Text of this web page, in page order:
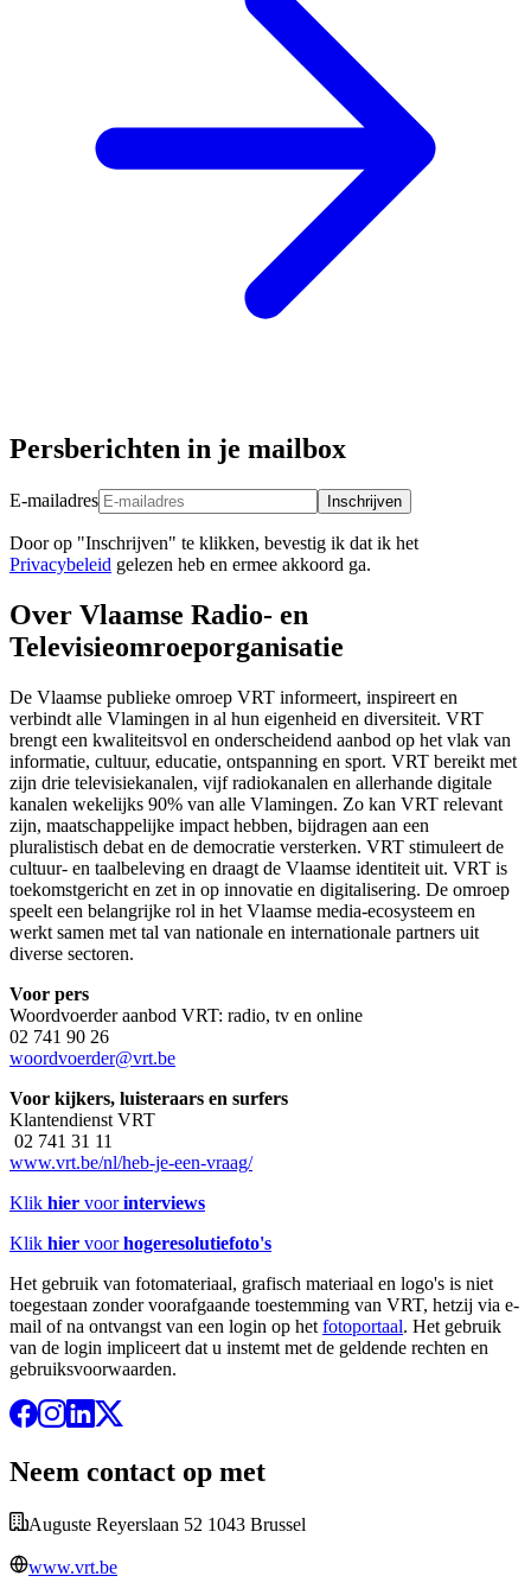
Persberichten in je mailbox
E-mailadres Inschrijven
Door op "Inschrijven" te klikken, bevestig ik dat ik het
Privacybeleid gelezen heb en ermee akkoord ga.
Over Vlaamse Radio- en
Televisieomroeporganisatie
De Vlaamse publieke omroep VRT informeert, inspireert en
verbindt alle Vlamingen in al hun eigenheid en diversiteit. VRT
brengt een kwaliteitsvol en onderscheidend aanbod op het vlak van
informatie, cultuur, educatie, ontspanning en sport. VRT bereikt met
zijn drie televisiekanalen, vijf radiokanalen en allerhande digitale
kanalen wekelijks 90% van alle Vlamingen. Zo kan VRT relevant
zijn, maatschappelijke impact hebben, bijdragen aan een
pluralistisch debat en de democratie versterken. VRT stimuleert de
cultuur- en taalbeleving en draagt de Vlaamse identiteit uit. VRT is
toekomstgericht en zet in op innovatie en digitalisering. De omroep
speelt een belangrijke rol in het Vlaamse media-ecosysteem en
werkt samen met tal van nationale en internationale partners uit
diverse sectoren.
Voor pers
Woordvoerder aanbod VRT: radio, tv en online
02 741 90 26
woordvoerder@vrt.be
Voor kijkers, luisteraars en surfers
Klantendienst VRT
02 741 31 11
www.vrt.be/nl/heb-je-een-vraag/
Klik hier voorinterviews
Klik hier voorhogeresolutiefoto's
Het gebruik van fotomateriaal, grafisch materiaal en logo's is niet
toegestaan zonder voorafgaande toestemming van VRT, hetzij via e-
mail of na ontvangst van een login op het fotoportaal. Het gebruik
van de login impliceert dat u instemt met de geldende rechten en
gebruiksvoorwaarden.
Neem contact op met
Auguste Reyerslaan 52 1043 Brussel
www.vrt.be